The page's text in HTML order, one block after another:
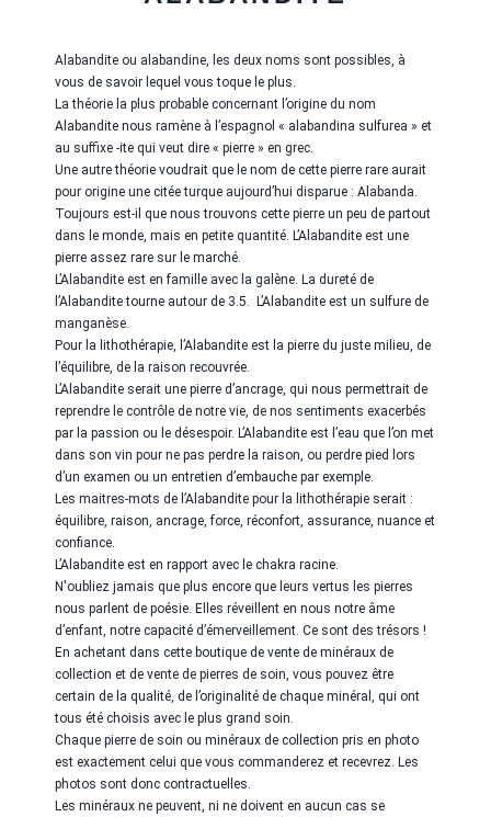
Alabandite ou alabandine, les deux noms sont possibles, à
vous de savoir lequel vous toque le plus.
La théorie la plus probable concernant l’origine du nom
Alabandite nous ramène à l’espagnol « alabandina sulfurea » et
au suffixe -ite qui veut dire « pierre » en grec.
Une autre théorie voudrait que le nom de cette pierre rare aurait
pour origine une citée turque aujourd’hui disparue : Alabanda.
Toujours est-il que nous trouvons cette pierre un peu de partout
dans le monde, mais en petite quantité. L’Alabandite est une
pierre assez rare sur le marché.
L’Alabandite est en famille avec la galène. La dureté de
l’Alabandite tourne autour de 3.5.
L’Alabandite est un sulfure de
manganèse.
Pour la lithothérapie, l’Alabandite est la pierre du juste milieu, de
l’équilibre, de la raison recouvrée.
L’Alabandite serait une pierre d’ancrage, qui nous permettrait de
reprendre le contrôle de notre vie, de nos sentiments exacerbés
par la passion ou le désespoir. L’Alabandite est l’eau que l’on met
dans son vin pour ne pas perdre la raison, ou perdre pied lors
d’un examen ou un entretien d’embauche par exemple.
Les maitres-mots de l’Alabandite pour la lithothérapie serait :
équilibre, raison, ancrage, force, réconfort, assurance, nuance et
confiance.
L’Alabandite est en rapport avec le chakra racine.
N'oubliez jamais que plus encore que leurs vertus les pierres
nous parlent de poésie. Elles réveillent en nous notre âme
d’enfant, notre capacité d’émerveillement. Ce sont des trésors !
En achetant dans cette boutique de vente de minéraux de
collection et de vente de pierres de soin, vous pouvez être
certain de la qualité, de l’originalité de chaque minéral, qui ont
tous été choisis avec le plus grand soin.
Chaque pierre de soin ou minéraux de collection pris en photo
est exactement celui que vous commanderez et recevrez. Les
photos sont donc contractuelles.
Les minéraux ne peuvent, ni ne doivent en aucun cas se